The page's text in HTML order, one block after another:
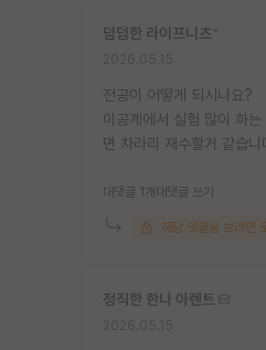
덤덤한 라이프니츠
전공이 어떻게 되시나요?
이공계에서 실험 많이 하
면 차라리 재수할거 같습니
대댓글 1개 대댓글 쓰기
해당 댓글을 보려면
정직한 한나 아렌트